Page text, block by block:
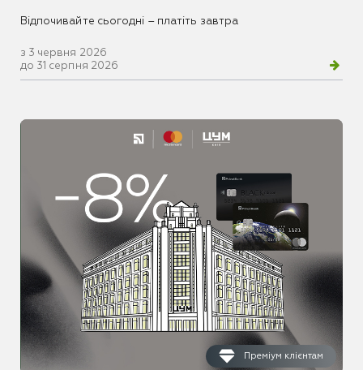
Відпочивайте сьогодні – платіть завтра
з 3 червня 2026
до 31 серпня 2026
Преміум клієнтам